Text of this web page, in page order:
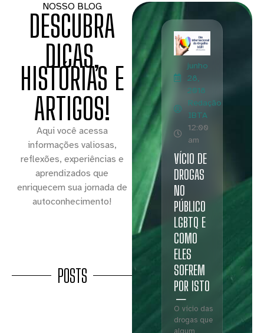
NOSSO BLOG
DESCUBRA
DICAS,
HISTÓRIAS E
ARTIGOS!
Aqui você acessa
informações valiosas,
reflexões, experiências e
aprendizados que
enriquecem sua jornada de
autoconhecimento!
POSTS
junho
28,
2018
Redação
IBTA
12:00
am
VÍCIO DE
DROGAS
NO
PÚBLICO
LGBTQ E
COMO
ELES
SOFREM
POR ISTO
O vício das
drogas que